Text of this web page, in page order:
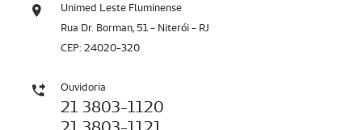
Unimed Leste Fluminense
Rua Dr. Borman, 51 - Niterói - RJ
CEP: 24020-320
Ouvidoria
21 3803-1120